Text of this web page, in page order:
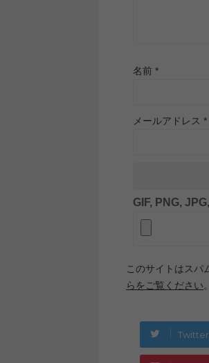
名前 *
メールアドレス *
GIF, PNG,
このサイトはスパ
らをご覧ください。
Twitter